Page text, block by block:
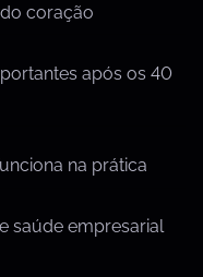
coração
após os 40
na prática
saúde empresarial